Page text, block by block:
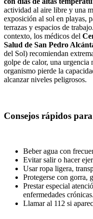
actividad al aire libre y una
exposición al sol en playas,
terrazas y espacios de
contexto, los médicos del
Salud de San Pedro
del Sol) recomiendan
golpe de calor, una urgencia
organismo pierde la
alcanzar niveles peligrosos.
Consejos rápidos
Beber agua con
Evitar salir o hacer
Usar ropa ligera,
Protegerse con gorra,
Prestar especial
enfermedades crónicas.
Llamar al 112 si